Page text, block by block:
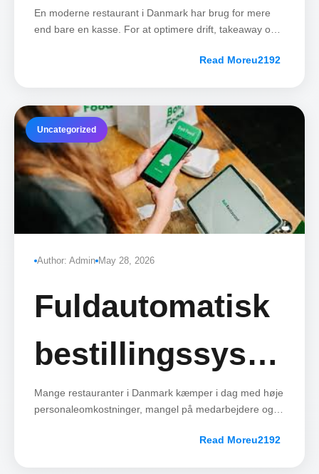
med bestilling,
takeaway og
fjernstyring
En moderne restaurant i Danmark har brug for mere
end bare en kasse. For at optimere drift, takeaway og
restaurantsystem til danske restauranter.Read More
Uncategorized
Author: Admin May 28, 2026
Fuldautomatisk
bestillingssystem
til restauranter i
Mange restauranter i Danmark kæmper i dag med høje
personaleomkostninger, mangel på medarbejdere og
Read More